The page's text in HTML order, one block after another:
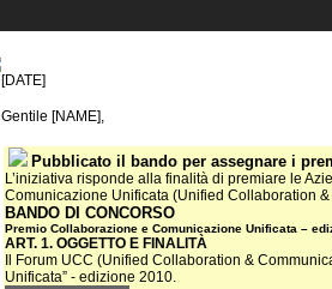
[DATE]
Gentile [NAME],
Pubblicato il bando per assegnare i
L’iniziativa risponde alla finalità di premiare le
Comunicazione Unificata (Unified Collaboration
BANDO DI CONCORSO
Premio Collaborazione e Comunicazione Unificata –
ART. 1. OGGETTO E FINALITÀ
Il Forum UCC (Unified Collaboration &
Unificata” - edizione 2010.